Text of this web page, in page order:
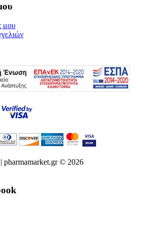
μου
| pharmamarket.gr © 2026